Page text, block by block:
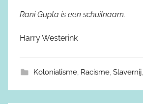
Rani Gupta is een schuilnaam.
Harry Westerink
Kolonialisme, Racisme, Slavernij,